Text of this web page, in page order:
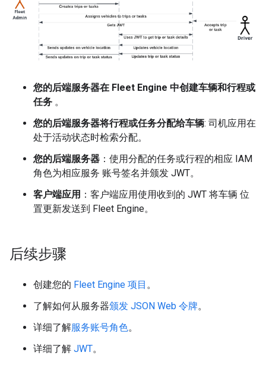
您的后端服务器在 Fleet Engine 中创建车辆和行程或
任务 。
您的后端服务器将行程或任务分配给车辆: 司机应用在
处于活动状态时检索分配。
您的后端服务器 ：使用分配的任务或行程的相应 IAM
角色为相应服务 账号签名并颁发 JWT。
客户端应用 ：客户端应用使用收到的 JWT 将车辆 位
置更新发送到 Fleet Engine。
后续步骤
创建您的 Fleet Engine 项目 。
了解如何从服务器颁发 JSON Web 令牌。
详细了解服务账号角色。
详细了解 JWT。